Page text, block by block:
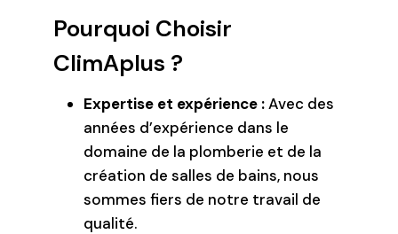
Pourquoi Choisir
ClimAplus ?
Expertise et expérience :Avec des
années d’expérience dans le
domaine de la plomberie et de la
création de salles de bains, nous
sommes fiers de notre travail de
qualité.